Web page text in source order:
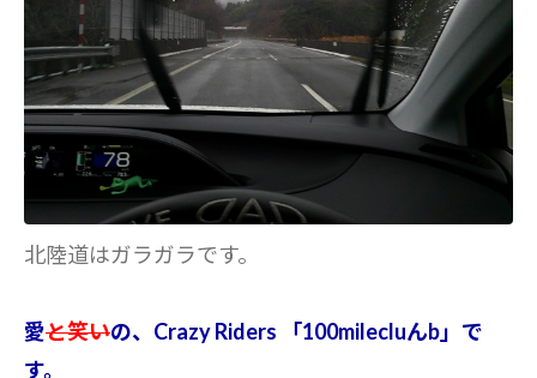
北陸道はガラガラです。
愛と笑いの、Crazy Riders 「100milecluんb」で
す。